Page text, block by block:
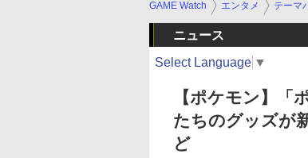
GAME Watch エンタメ テーマ
ニュース
Select Language ▼
【ポケモン】「
たちのグッズが
ど